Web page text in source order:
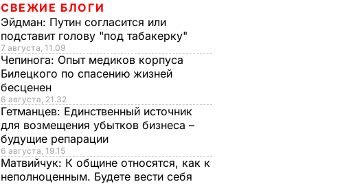
СВЕЖИЕ БЛОГИ
Эйдман: Путин согласится или
подставит голову "под табакерку"
7 августа, 11.09
Чепинога: Опыт медиков корпуса
Билецкого по спасению жизней
бесценен
6 августа, 21.32
Гетманцев: Единственный источник
для возмещения убытков бизнеса –
будущие репарации
6 августа, 19.15
Матвийчук: К общине относятся, как к
неполноценным. Будете вести себя